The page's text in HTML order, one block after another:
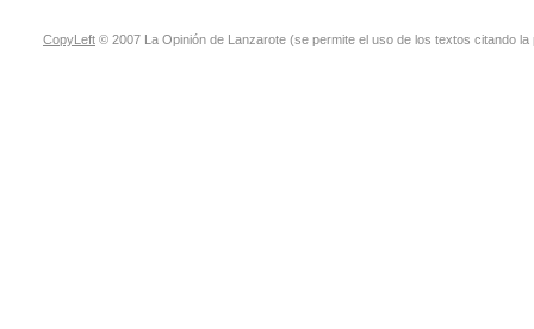
CopyLeft © 2007 La Opinión de Lanzarote (se permite el uso de los textos citando